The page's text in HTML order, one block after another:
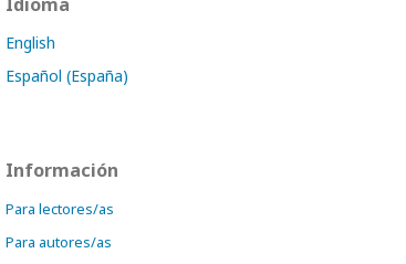
English
Español (España)
Información
Para lectores/as
Para autores/as